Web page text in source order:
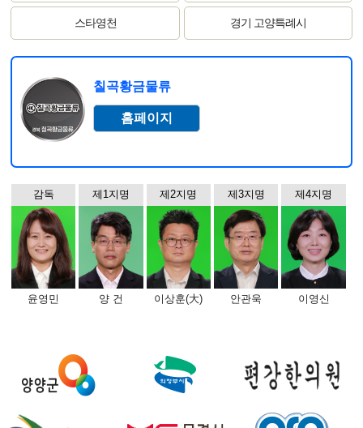
스타영천 경기 고양특례시
칠곡황금물류
홈페이지
감독
윤영민
제1지명
양 건
제2지명
이상훈(大)
제3지명
안관욱
제4지명
이영신